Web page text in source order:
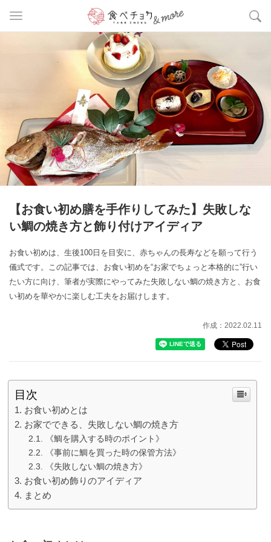
【お食い初め膳を手作りしてみた】失敗しな
い鯛の焼き方と飾り付けアイディア
お食い初めは、生後100日を目安に、赤ちゃんの長寿などを願って行う
儀式です。この記事では、お食い初めを“お家でちょっと本格的に”行い
たい方に向け、筆者が実際にやってみた失敗しない鯛の焼き方と、お食
い初めを華やかに楽しむ工夫をお届けします。
作成：2022.02.11
目次
お食い初めとは
お家でできる、失敗しない鯛の焼き方
《鯛を購入する時のポイント》
《事前に鯛を買った時の保管方法》
《失敗しない鯛の焼き方》
お食い初め飾りのアイディア
まとめ